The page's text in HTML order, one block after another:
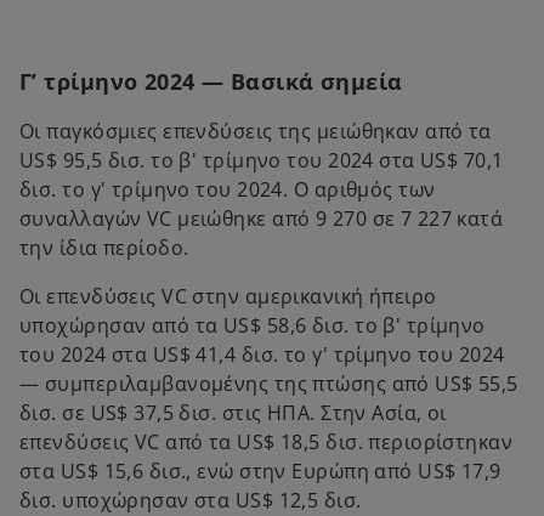
Γ’ τρίμηνο 2024 — Βασικά σημεία
Οι παγκόσμιες επενδύσεις της μειώθηκαν από τα
US$ 95,5 δισ. το β' τρίμηνο του 2024 στα US$ 70,1
δισ. το γ' τρίμηνο του 2024. Ο αριθμός των
συναλλαγών VC μειώθηκε από 9 270 σε 7 227 κατά
την ίδια περίοδο.
Οι επενδύσεις VC στην αμερικανική ήπειρο
υποχώρησαν από τα US$ 58,6 δισ. το β' τρίμηνο
του 2024 στα US$ 41,4 δισ. το γ' τρίμηνο του 2024
— συμπεριλαμβανομένης της πτώσης από US$ 55,5
δισ. σε US$ 37,5 δισ. στις ΗΠΑ. Στην Ασία, οι
επενδύσεις VC από τα US$ 18,5 δισ. περιορίστηκαν
στα US$ 15,6 δισ., ενώ στην Ευρώπη από US$ 17,9
δισ. υποχώρησαν στα US$ 12,5 δισ.